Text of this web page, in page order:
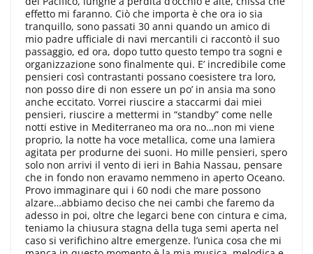
effetto mi faranno. Ciò che importa è che ora io sia
tranquillo, sono passati 30 anni quando un amico di
mio padre ufficiale di navi mercantili ci raccontò il suo
passaggio, ed ora, dopo tutto questo tempo tra sogni e
organizzazione sono finalmente qui. E’ incredibile come
pensieri così contrastanti possano coesistere tra loro,
non posso dire di non essere un po’ in ansia ma sono
anche eccitato. Vorrei riuscire a staccarmi dai miei
pensieri, riuscire a mettermi in “standby” come nelle
notti estive in Mediterraneo ma ora no…non mi viene
proprio, la notte ha voce metallica, come una lamiera
agitata per produrne dei suoni. Ho mille pensieri, spero
solo non arrivi il vento di ieri in Bahia Nassau, pensare
che in fondo non eravamo nemmeno in aperto Oceano.
Provo immaginare qui i 60 nodi che mare possono
alzare…abbiamo deciso che nei cambi che faremo da
adesso in poi, oltre che legarci bene con cintura e cima,
teniamo la chiusura stagna della tuga semi aperta nel
caso si verifichino altre emergenze. l’unica cosa che mi